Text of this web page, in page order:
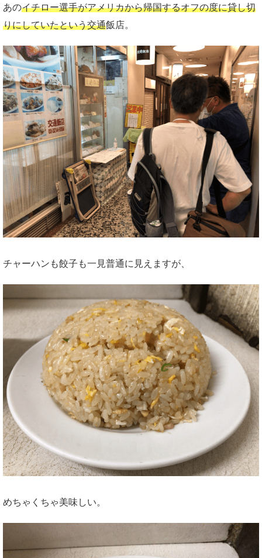
あのイチロー選手がアメリカから帰国するオフの度に貸し切
りにしていたという交通飯店。
チャーハンも餃子も一見普通に見えますが、
めちゃくちゃ美味しい。